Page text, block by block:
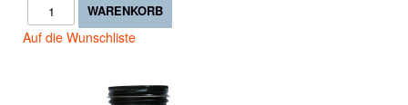
Auf die Wunschliste